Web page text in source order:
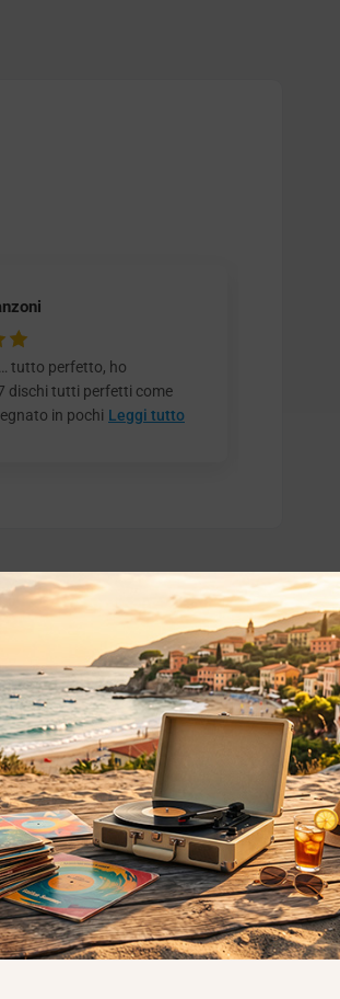
tutto perfetto, ho
dischi tutti perfetti come
in pochi Leggi tutto
Policy
(UE)